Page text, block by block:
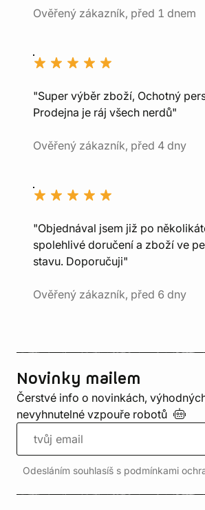
Ověřený zákazník, před 1 dnem
"Super výběr zboží, Ochotný
Prodejna je ráj všech nerdů"
Ověřený zákazník, před 4 dny
"Objednával jsem již po
spolehlivé doručení a zboží ve
stavu. Doporučuji"
Ověřený zákazník, před 6 dny
Novinky mailem
Čerstvé info o novinkách,
nevyhnutelné vzpouře robotů
Odesláním souhlasíš s podmínkami